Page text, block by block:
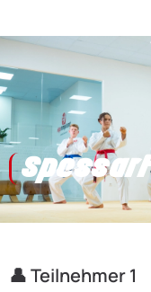
👤 Teilnehmer 1